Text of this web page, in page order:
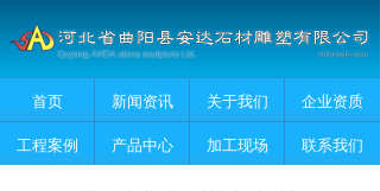
首页 新闻资讯 关于我们 企业资质
工程案例 产品中心 加工现场 联系我们